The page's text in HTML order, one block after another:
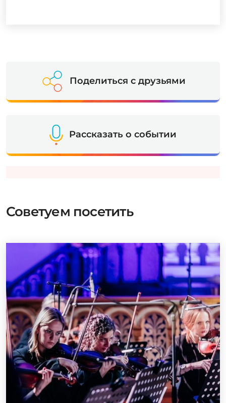
Поделиться с друзьями
Рассказать о событии
Советуем посетить